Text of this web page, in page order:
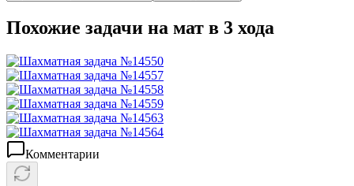
Похожие задачи на мат в 3 хода
Комментарии